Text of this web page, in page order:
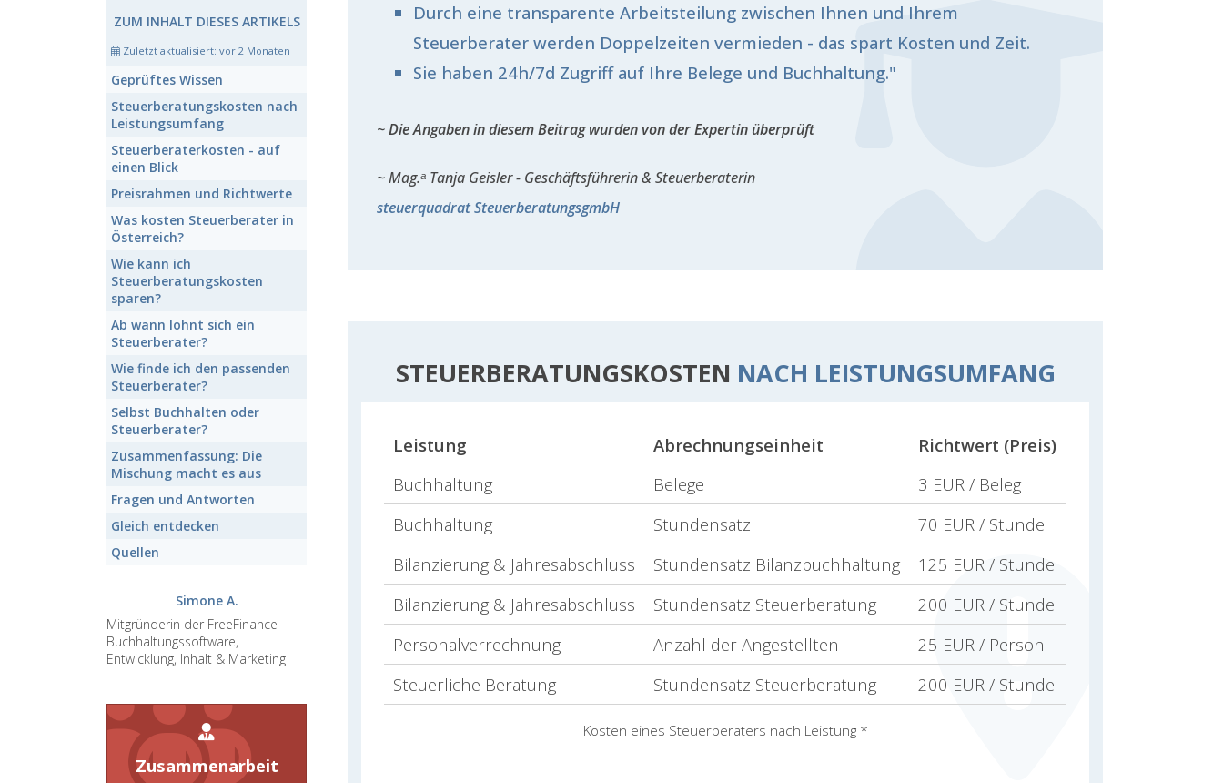
ZUM INHALT DIESES ARTIKELS
Zuletzt aktualisiert: vor 2 Monaten
Geprüftes Wissen
Steuerberatungskosten nach
Leistungsumfang
Steuerberaterkosten - auf
einen Blick
Preisrahmen und Richtwerte
Was kosten Steuerberater in
Österreich?
Wie kann ich
Steuerberatungskosten
sparen?
Ab wann lohnt sich ein
Steuerberater?
Wie finde ich den passenden
Steuerberater?
Selbst Buchhalten oder
Steuerberater?
Zusammenfassung: Die
Mischung macht es aus
Fragen und Antworten
Gleich entdecken
Quellen
Simone A.
Mitgründerin der FreeFinance
Buchhaltungssoftware,
Entwicklung, Inhalt & Marketing
Zusammenarbeit
Durch eine transparente Arbeitsteilung zwischen Ihnen und Ihrem
Steuerberater werden Doppelzeiten vermieden - das spart Kosten und Zeit.
Sie haben 24h/7d Zugriff auf Ihre Belege und Buchhaltung."
Die Angaben in diesem Beitrag wurden von der Expertin überprüft
Mag.ᵃ Tanja Geisler - Geschäftsführerin & Steuerberaterin
steuerquadrat SteuerberatungsgmbH
STEUERBERATUNGSKOSTEN NACH LEISTUNGSUMFANG
Kosten eines Steuerberaters nach Leistung *
Leistung Abrechnungseinheit
Richtwert (Preis)
Buchhaltung
Belege
3 EUR / Beleg
Buchhaltung
Stundensatz
70 EUR / Stunde
Bilanzierung & Jahresabschluss
Stundensatz Bilanzbuchhaltung
125 EUR / Stunde
Bilanzierung & Jahresabschluss
Stundensatz Steuerberatung
200 EUR / Stunde
Personalverrechnung
Anzahl der Angestellten
25 EUR / Person
Steuerliche Beratung
Stundensatz Steuerberatung 200 EUR / Stunde